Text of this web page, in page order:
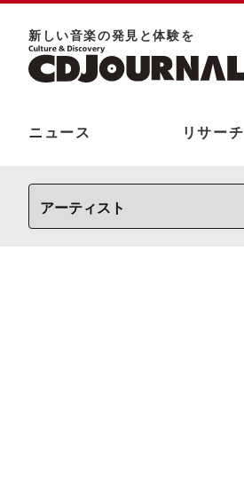
新しい⾳楽の発⾒と体験を
ニュース リサーチ